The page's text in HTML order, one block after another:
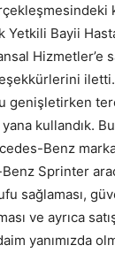
Bayii
Hizmetler’e
iletti.
genişletirken
kullandık.
Benz
Sprinter
sağlaması,
ve ayrıca
yanımızda